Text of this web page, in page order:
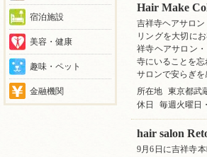
宿泊施設
美容・健康
趣味・ペット
金融機関
Hair Make
吉祥寺ヘアサロ
リングを大切に
祥寺ヘアサロン
寺にいることを
サロンで安らぎを
所在地
東京都武
休日
毎週火曜日
hair salon
9月6日に吉祥寺